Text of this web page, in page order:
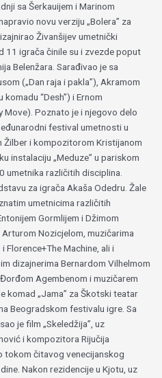
sa Šerkauijem i Marinom
novu verziju „Bolera” za
Živanšijev umetnički
11 igrača činile su i zvezde poput
Belenžara. Sarađivao je sa
(„Dan raja i pakla”), Akramom
“Desh”) i Ernom
Move). Poznato je i njegovo delo
festival umetnosti u
Žilber i kompozitorom Kristijanom
instalaciju „Meduze” u pariskom
umetnika različitih disciplina.
za igrača Akaša Odedru. Žale
umetnicima različitih
Gormlijem i Džimom
Nozicjelom, muzičarima
Florence+The Machine, ali i
dizajnerima Bernardom Vilhelmom
Agembenom i muzičarem
komad „Jama” za Škotski teatar
Beogradskom festivalu igre. Sa
je film „Skeledžija”, uz
i kompozitora Rijučija
tokom čitavog venecijanskog
Nakon rezidencije u Kjotu, uz